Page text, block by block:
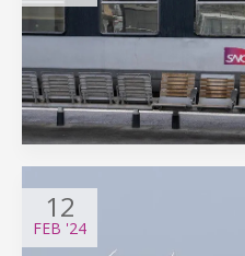
12
FEB '24